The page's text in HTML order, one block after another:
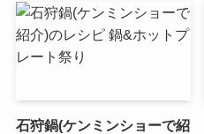
石狩鍋(ケンミンショーで紹